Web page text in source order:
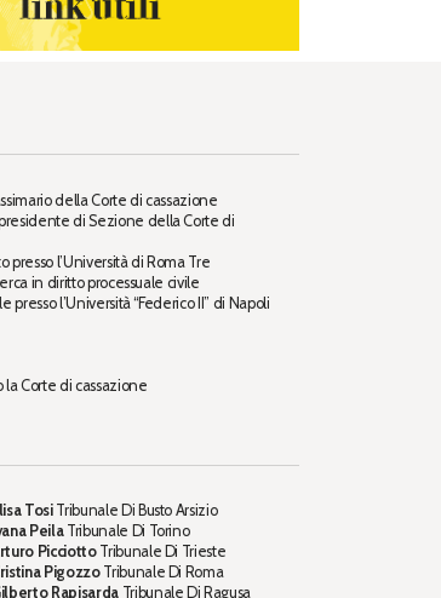
della Corte di cassazione
di Sezione della Corte di
l’Università di Roma Tre
in diritto processuale civile
l’Università “Federico II” di Napoli
Corte di cassazione
TosiTribunale Di Busto Arsizio
PeilaTribunale Di Torino
PicciottoTribunale Di Trieste
PigozzoTribunale Di Roma
RapisardaTribunale Di Ragusa